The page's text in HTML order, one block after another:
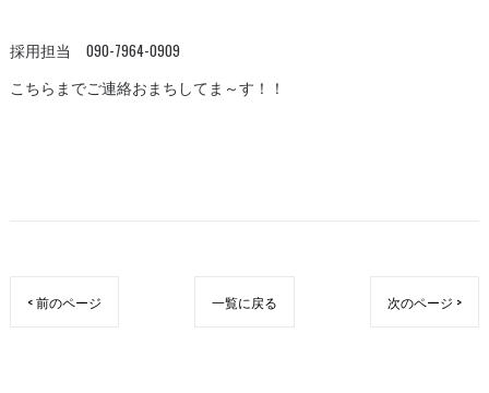
採用担当 090-7964-0909
こちらまでご連絡おまちしてま～す！！
< 前のページ 一覧に戻る 次のページ >